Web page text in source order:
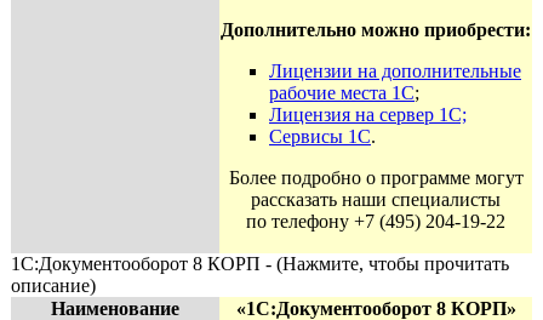
Дополнительно можно приобрести:
Лицензии на дополнительные
рабочие места 1С;
Лицензия на сервер 1С;
Сервисы 1С.
Более подробно о программе могут
рассказать наши специалисты
по телефону +7 (495) 204-19-22
1С:Документооборот 8 КОРП - (Нажмите, чтобы прочитать
описание)
Наименование
«1С:Документооборот 8 КОРП»